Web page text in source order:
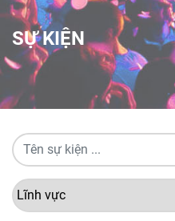
SỰ KIỆN